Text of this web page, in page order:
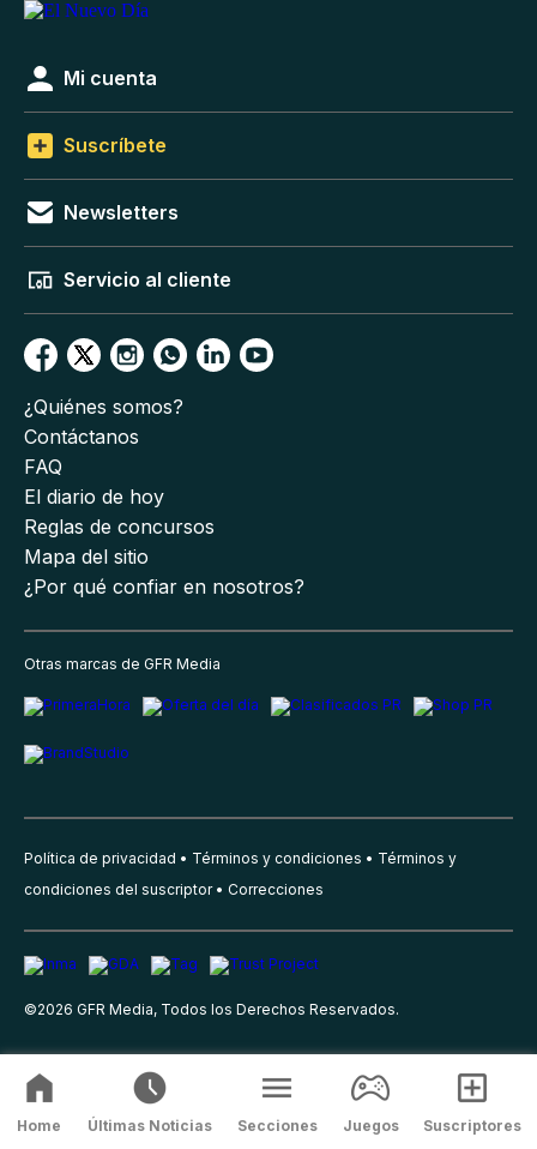
Mi cuenta
Suscríbete
Newsletters
Servicio al cliente
¿Quiénes somos?
Contáctanos
FAQ
El diario de hoy
Reglas de concursos
Mapa del sitio
¿Por qué confiar en nosotros?
Otras marcas de GFR Media
Política de privacidad Términos y condiciones
Términos y
condiciones del suscriptor
Correcciones
©2026 GFR Media, Todos los Derechos Reservados.
Home Últimas Noticias Secciones Juegos Suscriptores